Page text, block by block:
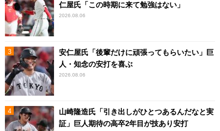
仁屋氏「この時期に来て勉強はない」
2026.08.06
安仁屋氏「後輩だけに頑張ってもらいたい」巨
人・知念の安打を喜ぶ
2026.08.06
山崎隆造氏「引き出しがひとつあるんだなと実
証」巨人期待の高卒2年目が技あり安打